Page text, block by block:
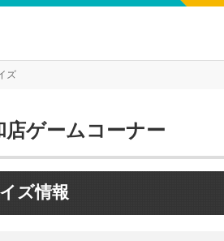
ズ
店ゲームコーナー
ズ情報